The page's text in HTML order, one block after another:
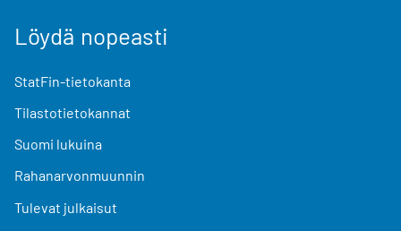
Löydä nopeasti
StatFin-tietokanta
Tilastotietokannat
Suomi lukuina
Rahanarvonmuunnin
Tulevat julkaisut